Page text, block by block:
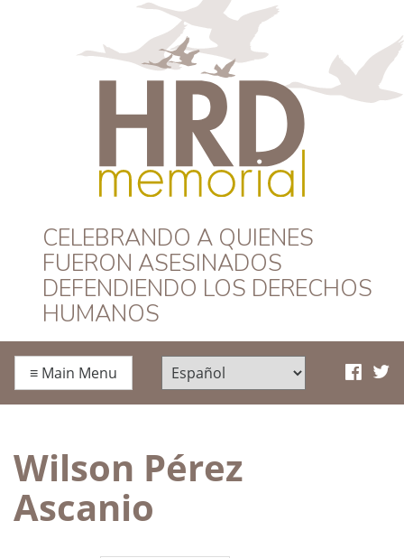
HRD Memorial –
Español
CELEBRANDO A QUIENES
FUERON ASESINADOS
DEFENDIENDO LOS DERECHOS
HUMANOS
≡ Main Menu
Wilson Pérez
Ascanio